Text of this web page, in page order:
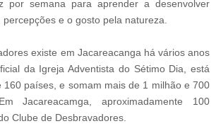
por semana para aprender a desenvolver
e o gosto pela natureza.
existe em Jacareacanga há vários anos
da Igreja Adventista do Sétimo Dia, está
160 países, e somam mais de 1 milhão e 700
Jacareacamga, aproximadamente 100
Clube de Desbravadores.